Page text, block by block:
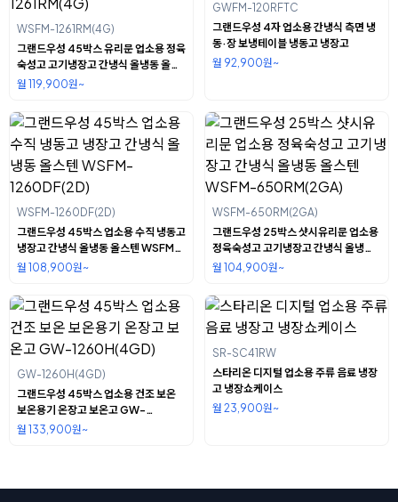
WSFM-1261RM(4G)
그랜드우성 45박스 유리문 업소용 정육
숙성고 고기냉장고 간냉식 올냉동 올스
텐 WSFM-1261RM(4G)
월 119,900원~
GWFM-120RFTC
그랜드우성 4자 업소용 간냉식 측면 냉
동·장 보냉테이블 냉동고 냉장고
월 92,900원~
WSFM-1260DF(2D)
그랜드우성 45박스 업소용 수직 냉동고
냉장고 간냉식 올냉동 올스텐 WSFM-
1260DF(2D)
월 108,900원~
WSFM-650RM(2GA)
그랜드우성 25박스 샷시유리문 업소용
정육숙성고 고기냉장고 간냉식 올냉동
올스텐 WSFM-650RM(2GA)
월 104,900원~
GW-1260H(4GD)
그랜드우성 45박스 업소용 건조 보온
보온용기 온장고 보온고 GW-
1260H(4GD)
월 133,900원~
SR-SC41RW
스타리온 디지털 업소용 주류 음료 냉장
고 냉장쇼케이스
월 23,900원~